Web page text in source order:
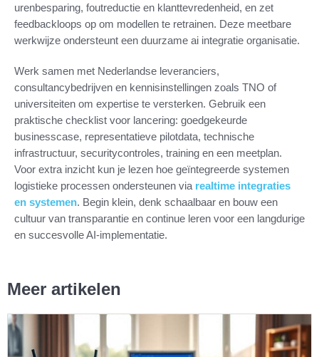
urenbesparing, foutreductie en klanttevredenheid, en zet
feedbackloops op om modellen te retrainen. Deze meetbare
werkwijze ondersteunt een duurzame ai integratie organisatie.
Werk samen met Nederlandse leveranciers,
consultancybedrijven en kennisinstellingen zoals TNO of
universiteiten om expertise te versterken. Gebruik een
praktische checklist voor lancering: goedgekeurde
businesscase, representatieve pilotdata, technische
infrastructuur, securitycontroles, training en een meetplan.
Voor extra inzicht kun je lezen hoe geïntegreerde systemen
logistieke processen ondersteunen via realtime integraties
en systemen. Begin klein, denk schaalbaar en bouw een
cultuur van transparantie en continue leren voor een langdurige
en succesvolle AI-implementatie.
Meer artikelen